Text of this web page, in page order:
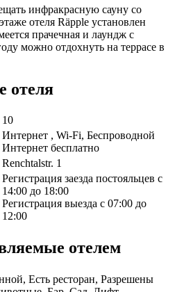
инфракрасную сауну со
отеля Räpple установлен
прачечная и лаундж с
можно отдохнуть на террасе в
отеля
10
Интернет , Wi-Fi, Беспроводной
Интернет бесплатно
Renchtalstr. 1
Регистрация заезда постояльцев с
14:00 до 18:00
Регистрация выезда с 07:00 до
12:00
отелем
Есть ресторан, Разрешены